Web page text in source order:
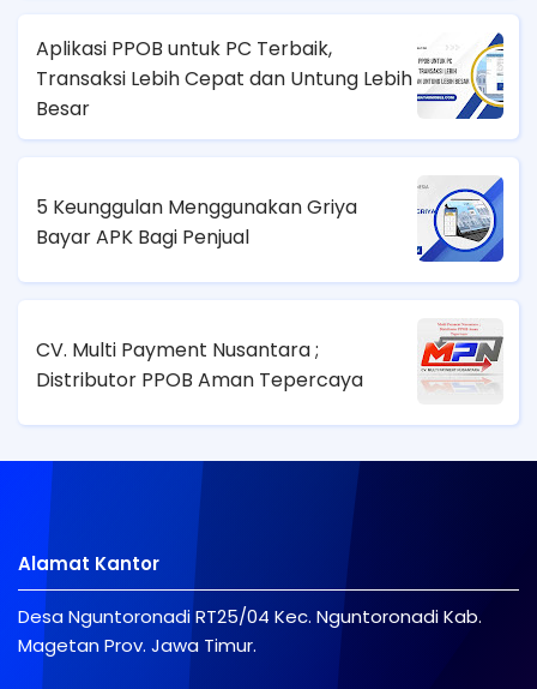
Aplikasi PPOB untuk PC Terbaik,
Transaksi Lebih Cepat dan Untung Lebih
Besar
5 Keunggulan Menggunakan Griya
Bayar APK Bagi Penjual
CV. Multi Payment Nusantara ;
Distributor PPOB Aman Tepercaya
Alamat Kantor
Desa Nguntoronadi RT25/04 Kec. Nguntoronadi Kab.
Magetan Prov. Jawa Timur.